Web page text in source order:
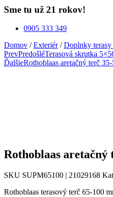
Sme tu už 21 rokov!
0905 333 349
Domov /Exteriér/Doplnky terasy
PrevPredošléTerasová skrutka
ĎalšieRothoblaas aretačný terč
Rothoblaas aretačný
SKU SUPM65100 | 21029168
Rothoblaas terasový terč 65-100